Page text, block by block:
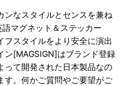
ンなスタイルとセンスを兼ね
マグネット＆ステッカー
フスタイルをより安全に演出
ン[MAGSIGN]はブランド登録
って開発された日本製品なの
す。何かご質問やご要望がご